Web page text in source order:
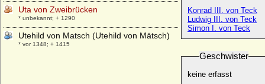
Konrad III. von Teck
Ludwig III. von Teck
Simon I. von Teck
Geschwister
keine erfasst
Uta von Zweibrücken
* unbekannt; + 1290
Utehild von Matsch (Utehild von Mätsch)
* vor 1348; + 1415